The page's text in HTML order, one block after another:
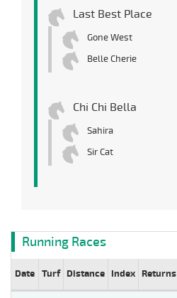
Last Best Place
Gone West
Belle Cherie
Chi Chi Bella
Sahira
Sir Cat
Running Races
Date Turf Distance Index Returns